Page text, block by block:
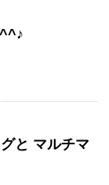
と マルチマ